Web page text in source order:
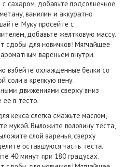
с сахаром, добавьте подсолнечное
ванилин и аккуратно
Муку просейте с
добавьте желтковую массу.
взбейте охлажденные белки со
соли в крепкую пену.
движениями сверху вниз
ее в тесто.
кекса слегка смажьте маслом,
мукой. Выложите половину теста,
слой варенья, сверху
оставшуюся часть теста.
40 минут при 180 градусах.